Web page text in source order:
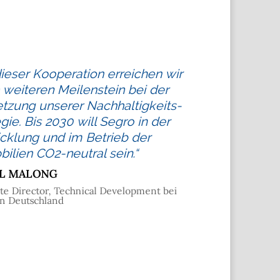
Kooperation erreichen wir
weiteren Meilenstein bei der
unserer Nachhaltigkeits­
Bis 2030 will Segro in der
und im Betrieb der
CO2-neutral sein.“
MALONG
Director, Technical Development bei
Deutschland